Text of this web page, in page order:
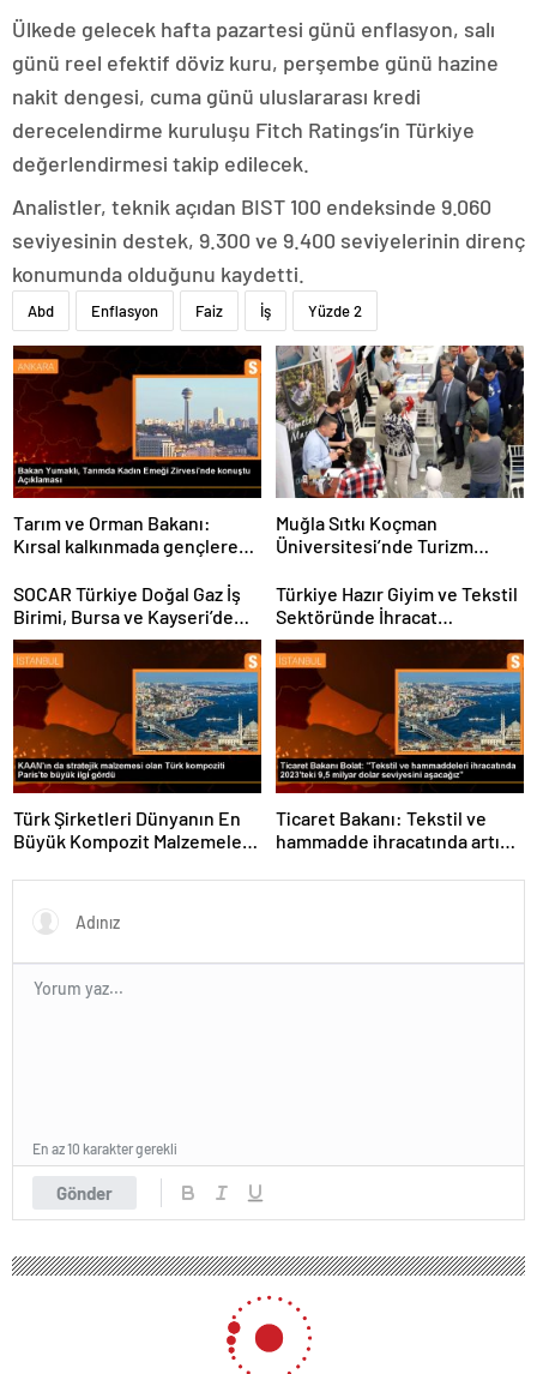
Ülkede gelecek hafta pazartesi günü enflasyon, salı
günü reel efektif döviz kuru, perşembe günü hazine
nakit dengesi, cuma günü uluslararası kredi
derecelendirme kuruluşu Fitch Ratings’in Türkiye
değerlendirmesi takip edilecek.
Analistler, teknik açıdan BIST 100 endeksinde 9.060
seviyesinin destek, 9.300 ve 9.400 seviyelerinin direnç
konumunda olduğunu kaydetti.
Abd Enflasyon Faiz İş Yüzde 2
Tarım ve Orman Bakanı:
Kırsal kalkınmada gençlere
yapıyoruz
Muğla Sıtkı Koçman
Üniversitesi’nde Turizm
Buluştu
SOCAR Türkiye Doğal Gaz İş
Birimi, Bursa ve Kayseri’de
Şebeke Uzunluğunu Artıracak
Türkiye Hazır Giyim ve Tekstil
Sektöründe İhracat
Hedeflerini Açıkladı
Türk Şirketleri Dünyanın En
Büyük Kompozit Malzemeler
Ticaret Bakanı: Tekstil ve
hammadde ihracatında artış
Gönder
En az 10 karakter gerekli